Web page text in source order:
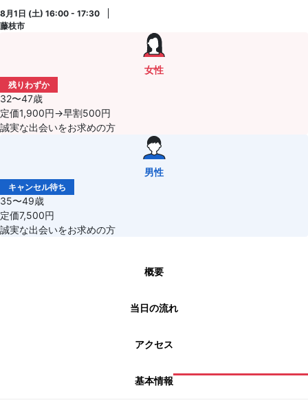
8月1日 (土) 16:00 - 17:30
藤枝市
女性
残りわずか
32〜47歳
定価1,900円→早割500円
誠実な出会いをお求めの方
男性
キャンセル待ち
35〜49歳
定価7,500円
誠実な出会いをお求めの方
概要
当日の流れ
アクセス
基本情報